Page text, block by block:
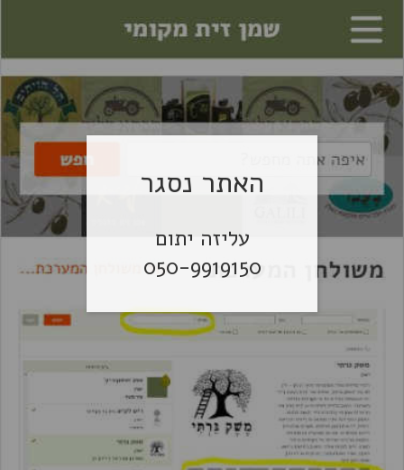
האתר נסגר
עליזה יתום
050-9919150